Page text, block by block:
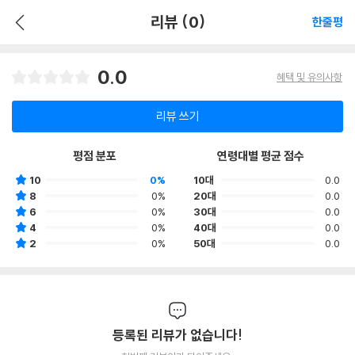
리뷰 (0) 한줄평
0.0 혜택 및 유의사항
리뷰 쓰기
평점 분포
10
0%
8
0%
6
0%
4
0%
2
0%
연령대별 평균 점수
10대
0.0
20대
0.0
30대
0.0
40대
0.0
50대
0.0
등록된 리뷰가 없습니다!